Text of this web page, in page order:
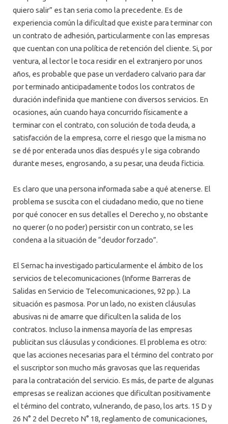
quiero salir” es tan seria como la precedente. Es de
experiencia común la dificultad que existe para terminar con
un contrato de adhesión, particularmente con las empresas
que cuentan con una política de retención del cliente. Si, por
ventura, al lector le toca residir en el extranjero por unos
años, es probable que pase un verdadero calvario para dar
por terminado anticipadamente todos los contratos de
duración indefinida que mantiene con diversos servicios. En
ocasiones, aún cuando haya concurrido físicamente a
terminar con el contrato, con solución de toda deuda, a
satisfacción de la empresa, corre el riesgo que la misma no
se dé por enterada unos días después y le siga cobrando
durante meses, engrosando, a su pesar, una deuda ficticia.
Es claro que una persona informada sabe a qué atenerse. El
problema se suscita con el ciudadano medio, que no tiene
por qué conocer en sus detalles el Derecho y, no obstante
no querer (o no poder) persistir con un contrato, se les
condena a la situación de “deudor forzado”.
El Sernac ha investigado particularmente el ámbito de los
servicios de telecomunicaciones (Informe Barreras de
Salidas en Servicio de Telecomunicaciones, 92 pp.). La
situación es pasmosa. Por un lado, no existen cláusulas
abusivas ni de amarre que dificulten la salida de los
contratos. Incluso la inmensa mayoría de las empresas
publicitan sus cláusulas y condiciones. El problema es otro:
que las acciones necesarias para el término del contrato por
el suscriptor son mucho más gravosas que las requeridas
para la contratación del servicio. Es más, de parte de algunas
empresas se realizan acciones que dificultan positivamente
el término del contrato, vulnerando, de paso, los arts. 15 D y
26 N° 2 del Decreto N° 18, reglamento de comunicaciones,